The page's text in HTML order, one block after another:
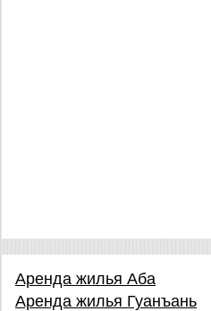
Аренда жилья Аба
Аренда жилья Гуанъань